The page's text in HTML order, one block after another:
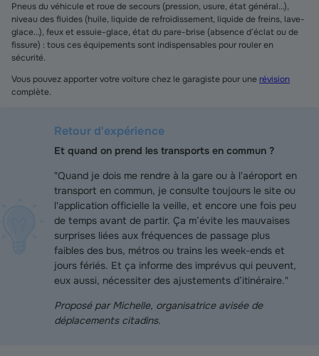
Pneus du véhicule et roue de secours (pression, usure, état général…),
niveau des fluides (huile, liquide de refroidissement, liquide de freins, lave-
glace…), feux et essuie-glace, état du pare-brise (absence d’éclat ou de
fissure) : tous ces équipements sont indispensables pour rouler en
sécurité.
Vous pouvez apporter votre voiture chez le garagiste pour une révision
complète.
Retour d'expérience
Et quand on prend les transports en commun ?
"Quand je dois me rendre à la gare ou à l'aéroport en
transport en commun, je consulte toujours le site ou
l'application officielle la veille, et encore une fois peu
de temps avant de partir. Ça m’évite les mauvaises
surprises liées aux fréquences de passage plus
faibles des bus, métros ou trains les week-ends et
jours fériés. Et ça informe des imprévus qui peuvent,
eux aussi, nécessiter des ajustements d’itinéraire."
Proposé par Michelle, organisatrice avisée de
déplacements citadins.